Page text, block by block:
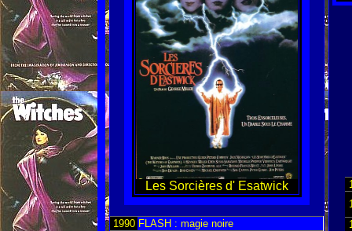
Les Sorcières d' Esatwick
1990 FLASH : magie noire